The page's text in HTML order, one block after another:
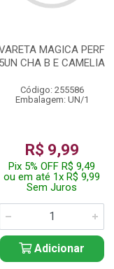
MAGICA PERF
5UN CHA B E CAMELIA
Código: 255586
Embalagem: UN/1
R$ 9,99
Pix 5% OFF R$ 9,49
ou em até 1x R$ 9,99
Sem Juros
Adicionar